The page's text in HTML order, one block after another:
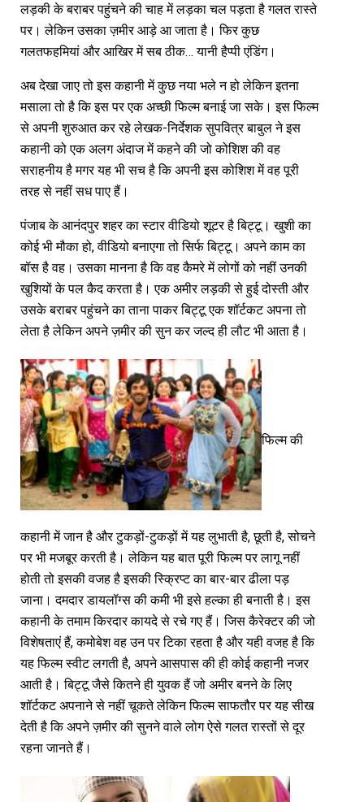
लड़की के बराबर पहुंचने की चाह में लड़का चल पड़ता है गलत रास्ते
पर। लेकिन उसका ज़मीर आड़े आ जाता है। फिर कुछ
गलतफहमियां और आखिर में सब ठीक… यानी हैप्पी एंडिंग।
अब देखा जाए तो इस कहानी में कुछ नया भले न हो लेकिन इतना
मसाला तो है कि इस पर एक अच्छी फिल्म बनाई जा सके। इस फिल्म
से अपनी शुरुआत कर रहे लेखक-निर्देशक सुपवित्र बाबुल ने इस
कहानी को एक अलग अंदाज में कहने की जो कोशिश की वह
सराहनीय है मगर यह भी सच है कि अपनी इस कोशिश में वह पूरी
तरह से नहीं सध पाए हैं।
पंजाब के आनंदपुर शहर का स्टार वीडियो शूटर है बिट्टू। खुशी का
कोई भी मौका हो, वीडियो बनाएगा तो सिर्फ बिट्टू। अपने काम का
बॉस है वह। उसका मानना है कि वह कैमरे में लोगों को नहीं उनकी
खुशियों के पल कैद करता है। एक अमीर लड़की से हुई दोस्ती और
उसके बराबर पहुंचने का ताना पाकर बिट्टू एक शॉर्टकट अपना तो
लेता है लेकिन अपने ज़मीर की सुन कर जल्द ही लौट भी आता है।
फिल्म की
कहानी में जान है और टुकड़ों-टुकड़ों में यह लुभाती है, छूती है, सोचने
पर भी मजबूर करती है। लेकिन यह बात पूरी फिल्म पर लागू नहीं
होती तो इसकी वजह है इसकी स्क्रिप्ट का बार-बार ढीला पड़
जाना। दमदार डायलॉग्स की कमी भी इसे हल्का ही बनाती है। इस
कहानी के तमाम किरदार कायदे से रचे गए हैं। जिस कैरेक्टर की जो
विशेषताएं हैं, कमोबेश वह उन पर टिका रहता है और यही वजह है कि
यह फिल्म स्वीट लगती है, अपने आसपास की ही कोई कहानी नजर
आती है। बिट्टू जैसे कितने ही युवक हैं जो अमीर बनने के लिए
शॉर्टकट अपनाने से नहीं चूकते लेकिन फिल्म साफतौर पर यह सीख
देती है कि अपने ज़मीर की सुनने वाले लोग ऐसे गलत रास्तों से दूर
रहना जानते हैं।